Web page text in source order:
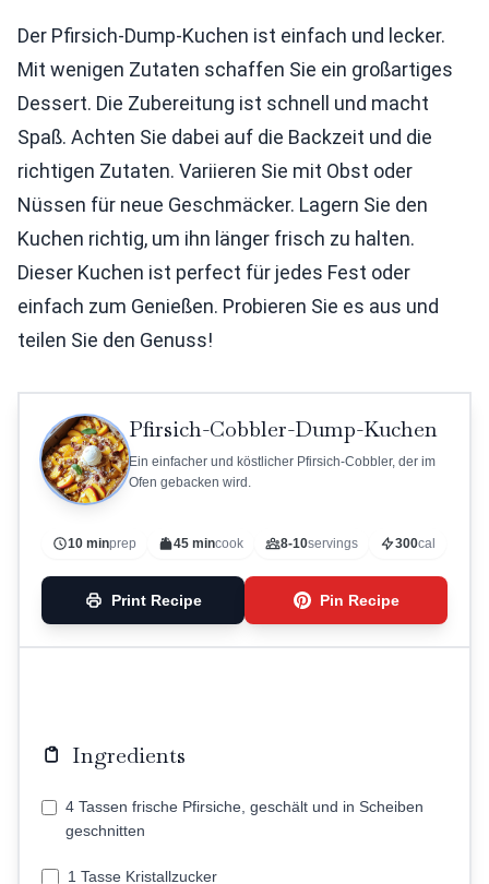
Der Pfirsich-Dump-Kuchen ist einfach und lecker.
Mit wenigen Zutaten schaffen Sie ein großartiges
Dessert. Die Zubereitung ist schnell und macht
Spaß. Achten Sie dabei auf die Backzeit und die
richtigen Zutaten. Variieren Sie mit Obst oder
Nüssen für neue Geschmäcker. Lagern Sie den
Kuchen richtig, um ihn länger frisch zu halten.
Dieser Kuchen ist perfect für jedes Fest oder
einfach zum Genießen. Probieren Sie es aus und
teilen Sie den Genuss!
Pfirsich-Cobbler-Dump-Kuchen
Ein einfacher und köstlicher Pfirsich-Cobbler, der im
Ofen gebacken wird.
10 minprep 45 mincook 8-10servings 300cal
Print Recipe Pin Recipe
Ingredients
4 Tassen frische Pfirsiche, geschält und in Scheiben
geschnitten
1 Tasse Kristallzucker